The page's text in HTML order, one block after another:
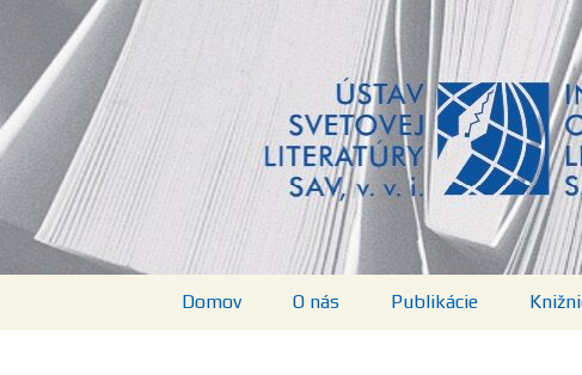
obsah
Ústav
verejná výskumná inštitúcia
Domov O nás Publikácie